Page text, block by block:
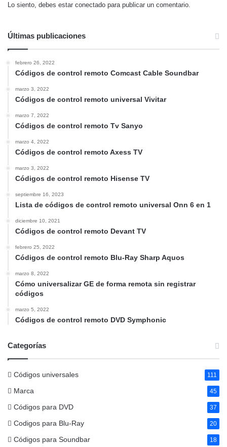
Lo siento, debes estar conectado para publicar un comentario.
Últimas publicaciones
febrero 26, 2022
Códigos de control remoto Comcast Cable Soundbar
marzo 3, 2022
Códigos de control remoto universal Vivitar
marzo 7, 2022
Códigos de control remoto Tv Sanyo
marzo 4, 2022
Códigos de control remoto Axess TV
marzo 3, 2022
Códigos de control remoto Hisense TV
septiembre 16, 2023
Lista de códigos de control remoto universal Onn 6 en 1
diciembre 10, 2021
Códigos de control remoto Devant TV
febrero 25, 2022
Códigos de control remoto Blu-Ray Sharp Aquos
marzo 8, 2022
Cómo universalizar GE de forma remota sin registrar
códigos
marzo 5, 2022
Códigos de control remoto DVD Symphonic
Categorías
Códigos universales 111
Marca 45
Códigos para DVD 37
Codigos para Blu-Ray 20
Códigos para Soundbar 18